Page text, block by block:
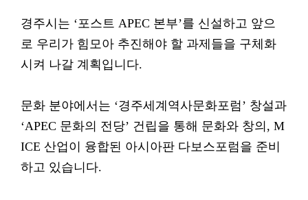
경주시는 ‘포스트 APEC 본부’를 신설하고 앞으
로 우리가 힘모아 추진해야 할 과제들을 구체화
시켜 나갈 계획입니다.
문화 분야에서는 ‘경주세계역사문화포럼’ 창설과
‘APEC 문화의 전당’ 건립을 통해 문화와 창의, M
ICE 산업이 융합된 아시아판 다보스포럼을 준비
하고 있습니다.